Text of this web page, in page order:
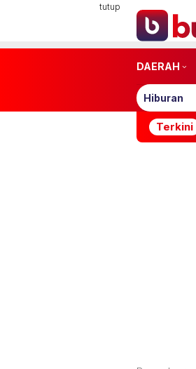
tutup
DAERAH
Hiburan
Terkini